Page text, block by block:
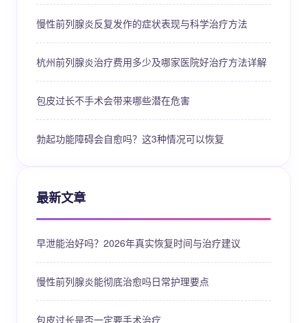
慢性前列腺炎反复发作的症状表现与科学治疗方法
杭州前列腺炎治疗费用多少及哪家医院好治疗方法详解
包皮过长不手术会带来哪些潜在危害
勃起功能障碍会自愈吗？这3种情况可以恢复
最新文章
早泄能治好吗？2026年真实恢复时间与治疗建议
慢性前列腺炎能彻底治愈吗日常护理要点
包皮过长是否一定要手术治疗